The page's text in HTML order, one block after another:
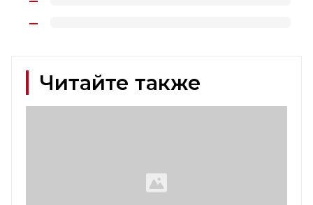
Читайте также